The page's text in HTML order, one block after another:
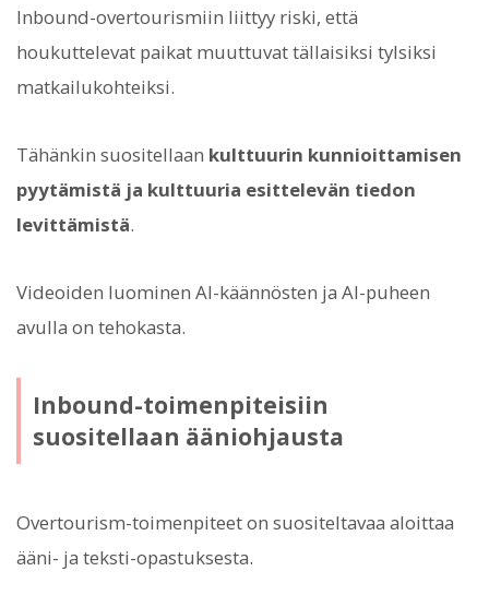
Inbound-overtourismiin liittyy riski, että
houkuttelevat paikat muuttuvat tällaisiksi tylsiksi
matkailukohteiksi.
Tähänkin suositellaan kulttuurin kunnioittamisen
pyytämistä ja kulttuuria esittelevän tiedon
levittämistä.
Videoiden luominen AI-käännösten ja AI-puheen
avulla on tehokasta.
Inbound-toimenpiteisiin
suositellaan ääniohjausta
Overtourism-toimenpiteet on suositeltavaa aloittaa
ääni- ja teksti-opastuksesta.